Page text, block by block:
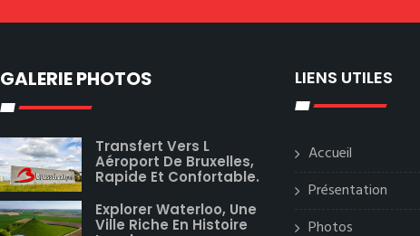
GALERIE PHOTOS
Transfert Vers L
Aéroport De Bruxelles,
Rapide Et Confortable.
Explorer Waterloo, Une
Ville Riche En Histoire
LIENS UTILES
Accueil
Présentation
Photos